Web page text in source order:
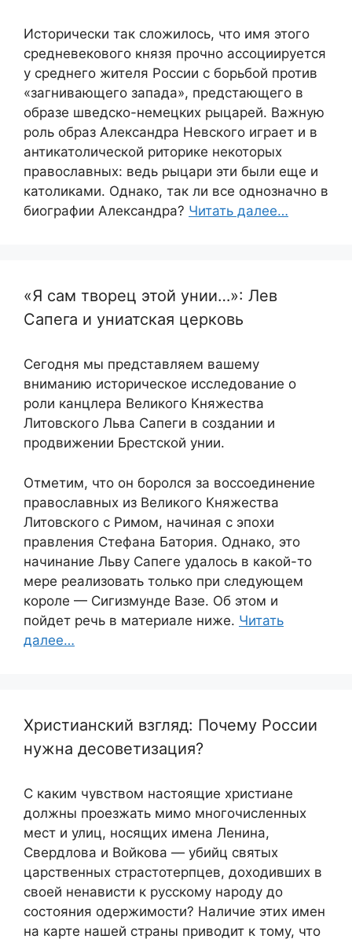
Исторически так сложилось, что имя этого
средневекового князя прочно ассоциируется
у среднего жителя России с борьбой против
«загнивающего запада», предстающего в
образе шведско-немецких рыцарей. Важную
роль образ Александра Невского играет и в
антикатолической риторике некоторых
православных: ведь рыцари эти были еще и
католиками. Однако, так ли все однозначно в
биографии Александра? Читать далее…
«Я сам творец этой унии…»: Лев
Сапега и униатская церковь
Сегодня мы представляем вашему
вниманию историческое исследование о
роли канцлера Великого Княжества
Литовского Льва Сапеги в создании и
продвижении Брестской унии.
Отметим, что он боролся за воссоединение
православных из Великого Княжества
Литовского с Римом, начиная с эпохи
правления Стефана Батория. Однако, это
начинание Льву Сапеге удалось в какой-то
мере реализовать только при следующем
короле — Сигизмунде Вазе. Об этом и
пойдет речь в материале ниже. Читать
далее…
Христианский взгляд: Почему России
нужна десоветизация?
С каким чувством настоящие христиане
должны проезжать мимо многочисленных
мест и улиц, носящих имена Ленина,
Свердлова и Войкова — убийц святых
царственных страстотерпцев, доходивших в
своей ненависти к русскому народу до
состояния одержимости? Наличие этих имен
на карте нашей страны приводит к тому, что